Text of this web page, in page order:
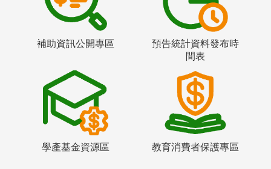
補助資訊公開專區
預告統計資料發布時
間表
學產基金資源區 教育消費者保護專區